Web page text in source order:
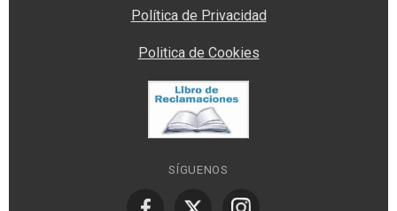
Política de Privacidad
Politica de Cookies
SÍGUENOS